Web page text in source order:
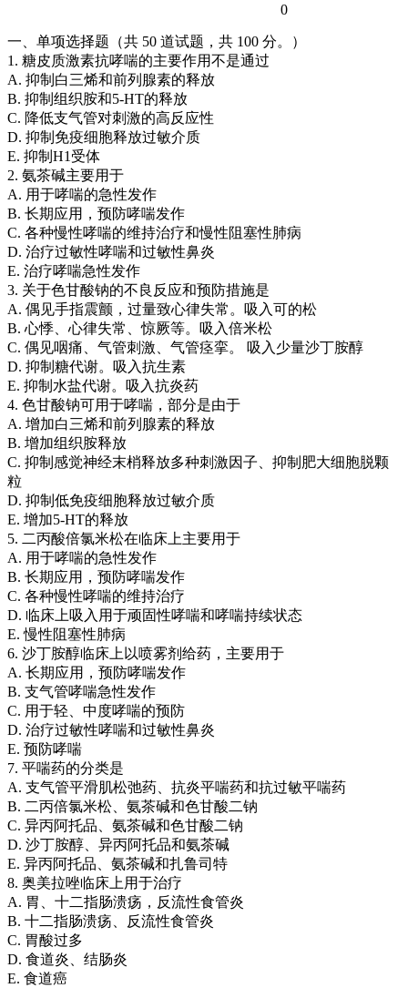
0
一、单项选择题（共 50 道试题，共 100 分。）
1. 糖皮质激素抗哮喘的主要作用不是通过
A. 抑制白三烯和前列腺素的释放
B. 抑制组织胺和5-HT的释放
C. 降低支气管对刺激的高反应性
D. 抑制免疫细胞释放过敏介质
E. 抑制H1受体
2. 氨茶碱主要用于
A. 用于哮喘的急性发作
B. 长期应用，预防哮喘发作
C. 各种慢性哮喘的维持治疗和慢性阻塞性肺病
D. 治疗过敏性哮喘和过敏性鼻炎
E. 治疗哮喘急性发作
3. 关于色甘酸钠的不良反应和预防措施是
A. 偶见手指震颤，过量致心律失常。吸入可的松
B. 心悸、心律失常、惊厥等。吸入倍米松
C. 偶见咽痛、气管刺激、气管痉挛。 吸入少量沙丁胺醇
D. 抑制糖代谢。吸入抗生素
E. 抑制水盐代谢。吸入抗炎药
4. 色甘酸钠可用于哮喘，部分是由于
A. 增加白三烯和前列腺素的释放
B. 增加组织胺释放
C. 抑制感觉神经末梢释放多种刺激因子、抑制肥大细胞脱颗
粒
D. 抑制低免疫细胞释放过敏介质
E. 增加5-HT的释放
5. 二丙酸倍氯米松在临床上主要用于
A. 用于哮喘的急性发作
B. 长期应用，预防哮喘发作
C. 各种慢性哮喘的维持治疗
D. 临床上吸入用于顽固性哮喘和哮喘持续状态
E. 慢性阻塞性肺病
6. 沙丁胺醇临床上以喷雾剂给药，主要用于
A. 长期应用，预防哮喘发作
B. 支气管哮喘急性发作
C. 用于轻、中度哮喘的预防
D. 治疗过敏性哮喘和过敏性鼻炎
E. 预防哮喘
7. 平喘药的分类是
A. 支气管平滑肌松弛药、抗炎平喘药和抗过敏平喘药
B. 二丙倍氯米松、氨茶碱和色甘酸二钠
C. 异丙阿托品、氨茶碱和色甘酸二钠
D. 沙丁胺醇、异丙阿托品和氨茶碱
E. 异丙阿托品、氨茶碱和扎鲁司特
8. 奥美拉唑临床上用于治疗
A. 胃、十二指肠溃疡，反流性食管炎
B. 十二指肠溃疡、反流性食管炎
C. 胃酸过多
D. 食道炎、结肠炎
E. 食道癌